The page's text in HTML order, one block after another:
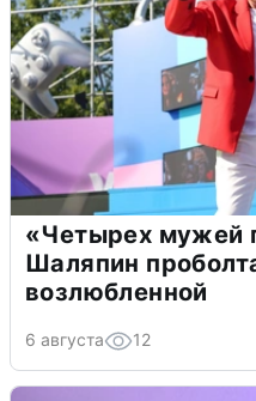
«Четырех мужей
Шаляпин
возлюбленной
6 августа 12